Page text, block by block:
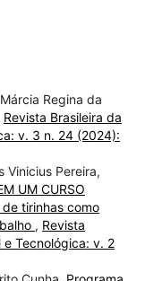
Regina da
Revista Brasileira da
v. 3 n. 24 (2024):
Vinicius Pereira,
UM CURSO
de tirinhas como
, Revista
e Tecnológica: v. 2